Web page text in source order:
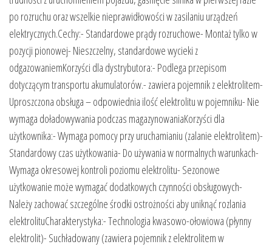
po rozruchu oraz wszelkie nieprawidłowości w zasilaniu urządzeń
elektrycznych.Cechy:- Standardowe prądy rozruchowe- Montaż tylko w
pozycji pionowej- Nieszczelny, standardowe wycieki z
odgazowaniemKorzyści dla dystrybutora:- Podlega przepisom
dotyczącym transportu akumulatorów.- zawiera pojemnik z elektrolitem-
Uproszczona obsługa – odpowiednia ilość elektrolitu w pojemniku- Nie
wymaga doładowywania podczas magazynowaniaKorzyści dla
użytkownika:- Wymaga pomocy przy uruchamianiu (zalanie elektrolitem)-
Standardowy czas użytkowania- Do używania w normalnych warunkach-
Wymaga okresowej kontroli poziomu elektrolitu- Sezonowe
użytkowanie może wymagać dodatkowych czynności obsługowych-
Należy zachować szczególne środki ostrożności aby uniknąć rozlania
elektrolituCharakterystyka:- Technologia kwasowo-ołowiowa (płynny
elektrolit)- Suchładowany (zawiera pojemnik z elektrolitem w